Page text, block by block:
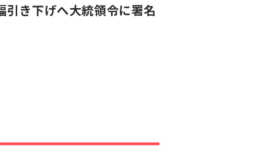
き下げへ大統領令に署名